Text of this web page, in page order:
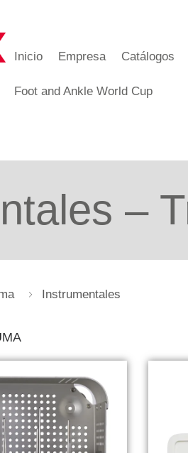
Inicio Empresa Catálogos
Foot and Ankle World Cup
–
Instrumentales